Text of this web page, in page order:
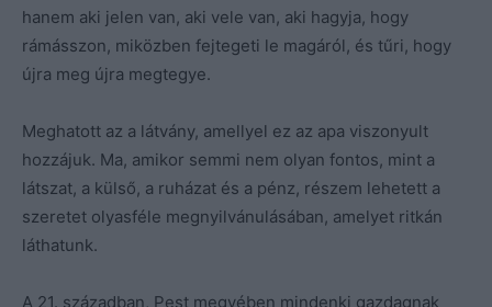
hanem aki jelen van, aki vele van, aki hagyja, hogy
rámásszon, miközben fejtegeti le magáról, és tűri, hogy
újra meg újra megtegye.
Meghatott az a látvány, amellyel ez az apa viszonyult
hozzájuk. Ma, amikor semmi nem olyan fontos, mint a
látszat, a külső, a ruházat és a pénz, részem lehetett a
szeretet olyasféle megnyilvánulásában, amelyet ritkán
láthatunk.
A 21. században, Pest megyében mindenki gazdagnak